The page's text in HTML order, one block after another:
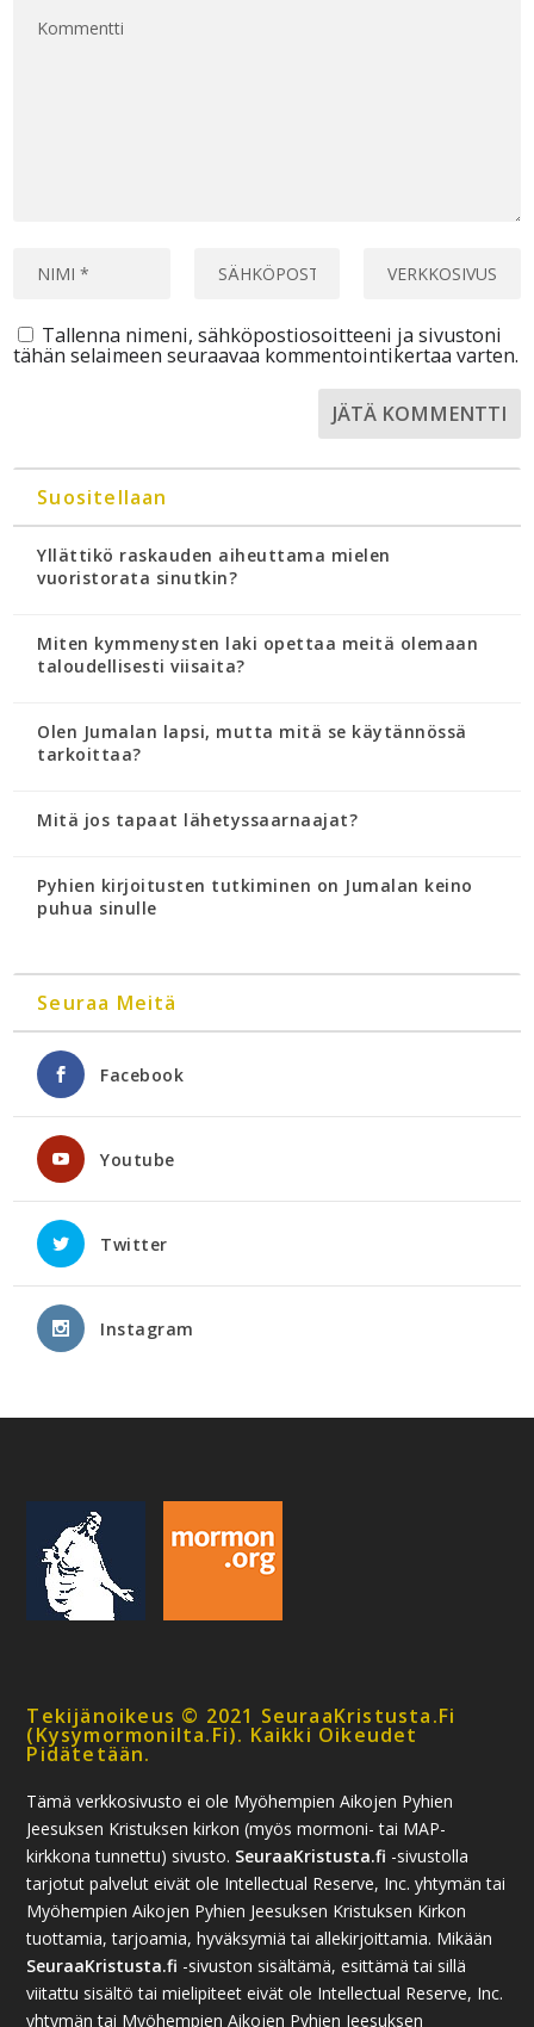
Tallenna nimeni, sähköpostiosoitteeni ja sivustoni
tähän selaimeen seuraavaa kommentointikertaa varten.
Suositellaan
Yllättikö raskauden aiheuttama mielen
vuoristorata sinutkin?
Miten kymmenysten laki opettaa meitä olemaan
taloudellisesti viisaita?
Olen Jumalan lapsi, mutta mitä se käytännössä
tarkoittaa?
Mitä jos tapaat lähetyssaarnaajat?
Pyhien kirjoitusten tutkiminen on Jumalan keino
puhua sinulle
Seuraa Meitä
Facebook
Youtube
Twitter
Instagram
Tekijänoikeus © 2021 SeuraaKristusta.fi
(kysymormonilta.fi). Kaikki Oikeudet
Pidätetään.
Tämä verkkosivusto ei ole Myöhempien Aikojen Pyhien
Jeesuksen Kristuksen kirkon (myös mormoni- tai MAP-
kirkkona tunnettu) sivusto. SeuraaKristusta.fi -sivustolla
tarjotut palvelut eivät ole Intellectual Reserve, Inc. yhtymän tai
Myöhempien Aikojen Pyhien Jeesuksen Kristuksen Kirkon
tuottamia, tarjoamia, hyväksymiä tai allekirjoittamia. Mikään
SeuraaKristusta.fi -sivuston sisältämä, esittämä tai sillä
viitattu sisältö tai mielipiteet eivät ole Intellectual Reserve, Inc.
yhtymän tai Myöhempien Aikojen Pyhien Jeesuksen